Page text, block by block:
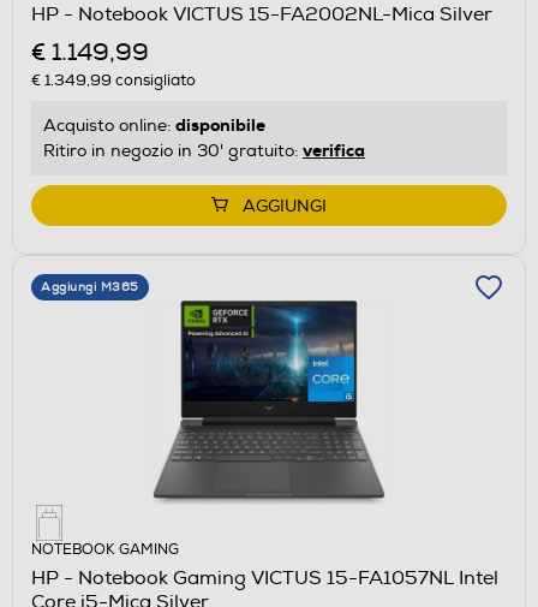
HP - Notebook VICTUS 15-FA2002NL-Mica Silver
€ 1.149,99
€ 1.349,99 consigliato
Acquisto online: disponibile
Ritiro in negozio in 30' gratuito: verifica
AGGIUNGI
Aggiungi M365
NOTEBOOK GAMING
HP - Notebook Gaming VICTUS 15-FA1057NL Intel
Core i5-Mica Silver